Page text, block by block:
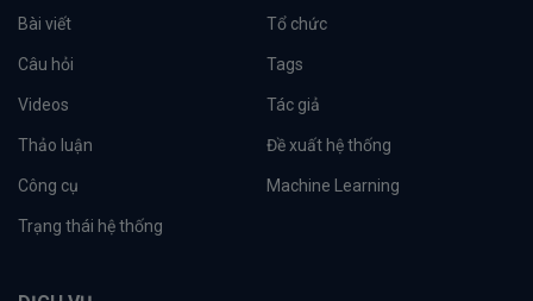
Bài viết Tổ chức
Câu hỏi Tags
Videos Tác giả
Thảo luận Đề xuất hệ thống
Công cụ Machine Learning
Trạng thái hệ thống